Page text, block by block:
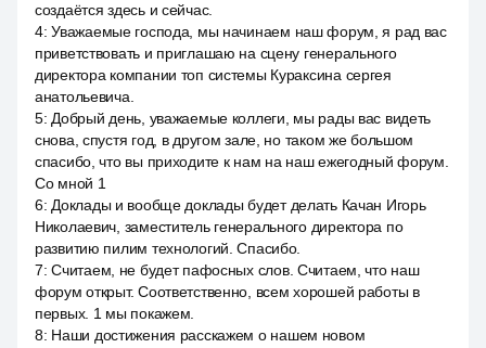
создаётся здесь и сейчас.
4:Уважаемые господа, мы начинаем наш форум, я рад вас
приветствовать и приглашаю на сцену генерального
директора компании топ системы Кураксина сергея
анатольевича.
5: Добрый день, уважаемые коллеги, мы рады вас видеть
снова, спустя год, в другом зале, но таком же большом
спасибо, что вы приходите к нам на наш ежегодный форум.
Со мной 1
6: Доклады и вообще доклады будет делать Качан Игорь
Николаевич, заместитель генерального директора по
развитию пилим технологий. Спасибо.
7:Считаем, не будет пафосных слов. Считаем, что наш
форум открыт. Соответственно, всем хорошей работы в
первых. 1 мы покажем.
8: Наши достижения расскажем о нашем новом